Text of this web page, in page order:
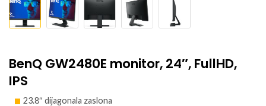
BenQ GW2480E monitor, 24″, FullHD,
IPS
23.8″ dijagonala zaslona